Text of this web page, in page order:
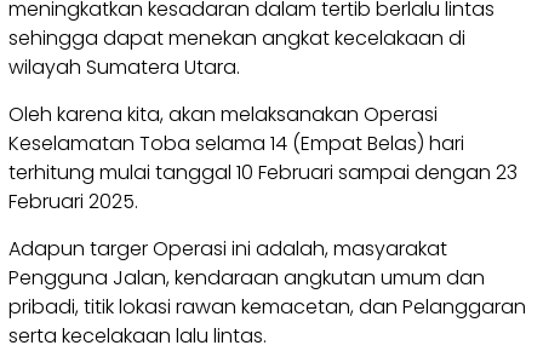
meningkatkan kesadaran dalam tertib berlalu lintas
sehingga dapat menekan angkat kecelakaan di
wilayah Sumatera Utara.
Oleh karena kita, akan melaksanakan Operasi
Keselamatan Toba selama 14 (Empat Belas) hari
terhitung mulai tanggal 10 Februari sampai dengan 23
Februari 2025.
Adapun targer Operasi ini adalah, masyarakat
Pengguna Jalan, kendaraan angkutan umum dan
pribadi, titik lokasi rawan kemacetan, dan Pelanggaran
serta kecelakaan lalu lintas.